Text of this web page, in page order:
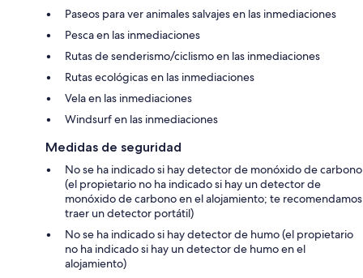
Paseos para ver animales salvajes en las inmediaciones
Pesca en las inmediaciones
Rutas de senderismo/ciclismo en las inmediaciones
Rutas ecológicas en las inmediaciones
Vela en las inmediaciones
Windsurf en las inmediaciones
Medidas de seguridad
No se ha indicado si hay detector de monóxido de carbono
(el propietario no ha indicado si hay un detector de
monóxido de carbono en el alojamiento; te recomendamos
traer un detector portátil)
No se ha indicado si hay detector de humo (el propietario
no ha indicado si hay un detector de humo en el
alojamiento)